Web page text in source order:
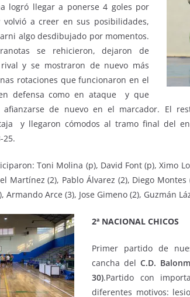
logró llegar a ponerse 4 goles por
a creer en sus posibilidades,
algo desdibujado por momentos.
se rehicieron, dejaron de
y se mostraron de nuevo más
rotaciones que funcionaron en el
defensa como en ataque y que
de nuevo en el marcador. El
y llegaron cómodos al tramo final del
25.
Toni Molina (p), David Font (p), Ximo
Martínez (2), Pablo Álvarez (2), Diego
Armando Arce (3), Jose Gimeno (2), Guzmán
2ª NACIONAL CHICOS
Primer partido de
cancha del C.D.
30).Partido con
diferentes motivos: